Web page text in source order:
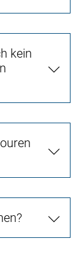
kein